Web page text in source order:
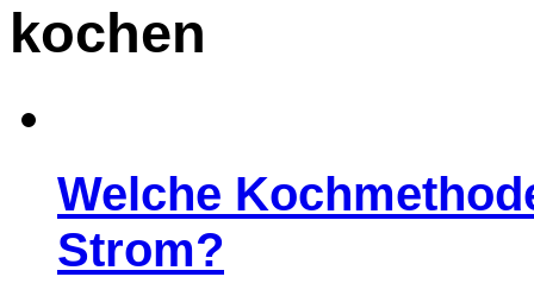
kochen
Welche
Strom?